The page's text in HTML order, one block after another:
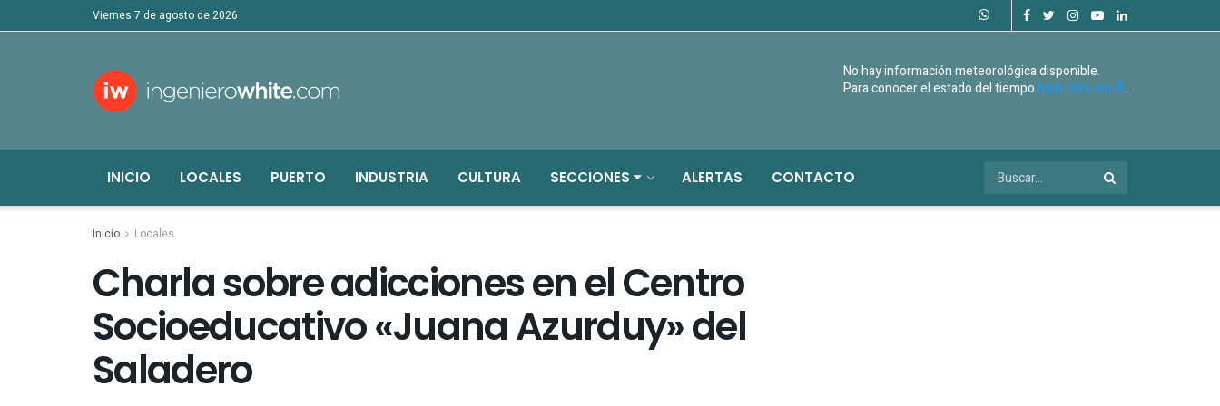
viernes 7 de agosto de 2026
No hay información meteorológica disponible.
Para conocer el estado del tiempohaga click aquÃ­.
INICIO LOCALES PUERTO INDUSTRIA CULTURA SECCIONES ALERTAS CONTACTO
Inicio Locales
Charla sobre adicciones en el Centro
Socioeducativo «Juana Azurduy» del
Saladero